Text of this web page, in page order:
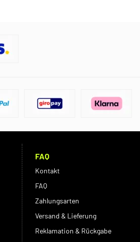
FAQ
Kontakt
FAQ
Zahlungsarten
Versand & Lieferung
Reklamation & Rückgabe